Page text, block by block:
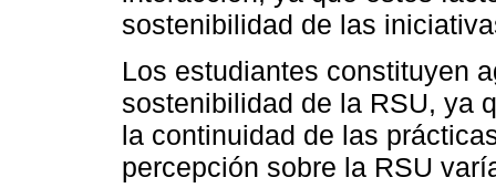
sostenibilidad de las
Los estudiantes constituyen
sostenibilidad de la RSU, ya
la continuidad de las
percepción sobre la RSU